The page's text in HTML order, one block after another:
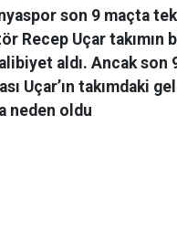
son 9 maçta
Recep Uçar takımın
aldı. Ancak son
Uçar’ın takımdaki
neden oldu